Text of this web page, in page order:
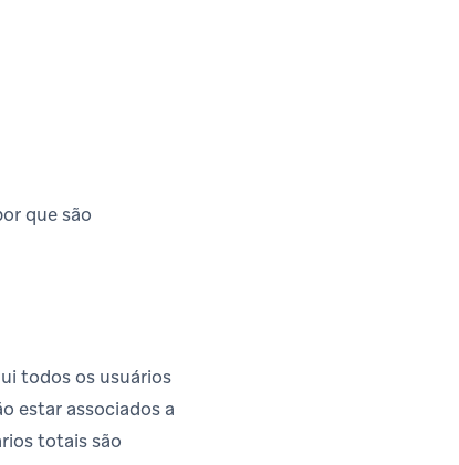
que são
todos os usuários
estar associados a
totais são